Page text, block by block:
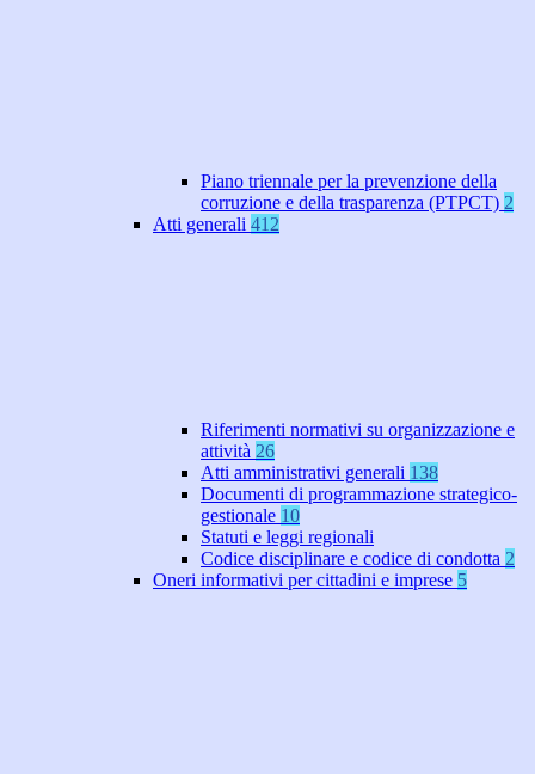
Piano triennale per la prevenzione della
corruzione e della trasparenza (PTPCT) 2
Atti generali 412
Riferimenti normativi su organizzazione e
attività 26
Atti amministrativi generali 138
Documenti di programmazione strategico-
gestionale 10
Statuti e leggi regionali
Codice disciplinare e codice di condotta 2
Oneri informativi per cittadini e imprese 5